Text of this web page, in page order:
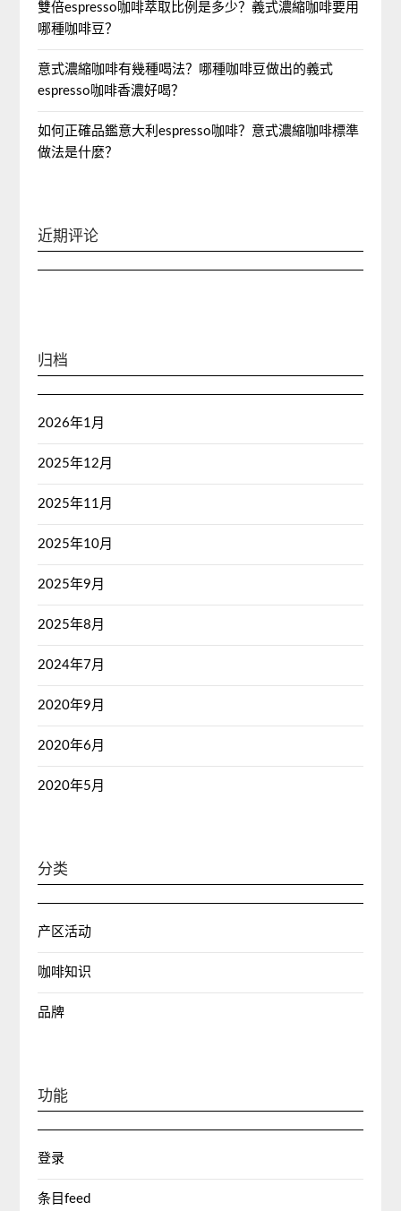
雙倍espresso咖啡萃取比例是多少？義式濃縮咖啡要用
哪種咖啡豆？
意式濃縮咖啡有幾種喝法？哪種咖啡豆做出的義式
espresso咖啡香濃好喝？
如何正確品鑑意大利espresso咖啡？意式濃縮咖啡標準
做法是什麼？
近期评论
归档
2026年1月
2025年12月
2025年11月
2025年10月
2025年9月
2025年8月
2024年7月
2020年9月
2020年6月
2020年5月
分类
产区活动
咖啡知识
品牌
功能
登录
条目feed